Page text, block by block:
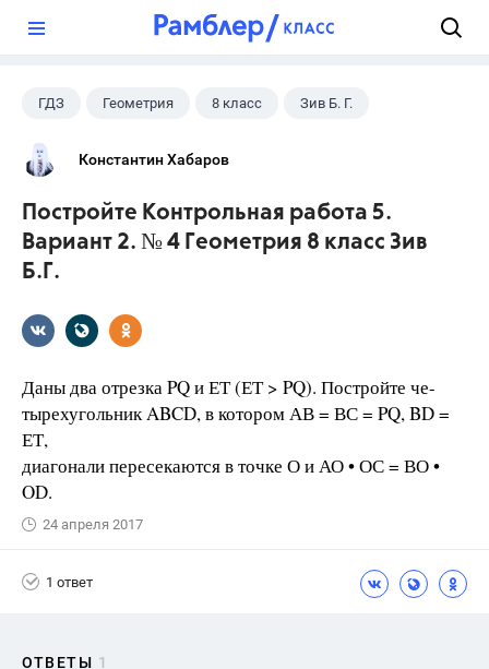
ГДЗ Геометрия 8 класс Зив Б. Г.
Константин Хабаров
Постройте Контрольная работа 5.
Вариант 2. № 4 Геометрия 8 класс Зив
Б.Г.
Даны два отрезка PQ и ЕТ (ЕТ > PQ). Постройте че-
тырехугольник ABCD, в котором АВ = ВС = PQ, BD =
ЕТ,
диагонали пересекаются в точке О и АО • ОС = ВО •
OD.
24 апреля 2017
1 ответ
ОТВЕТЫ 1